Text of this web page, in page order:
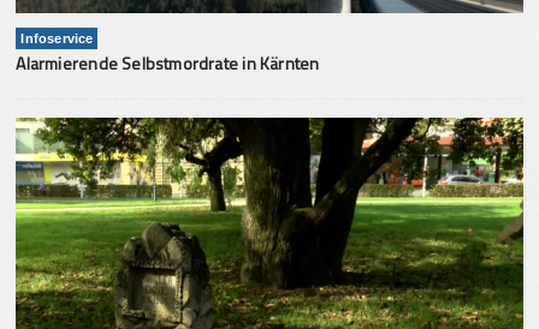
Infoservice
Alarmierende Selbstmordrate in Kärnten